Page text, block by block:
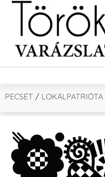
PECSÉT / LOKÁLPATRIÓTA